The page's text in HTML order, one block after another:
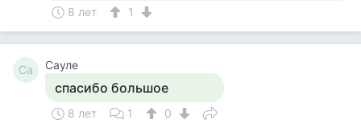
8 лет 1
Са Сауле
спасибо большое
8 лет 1
0